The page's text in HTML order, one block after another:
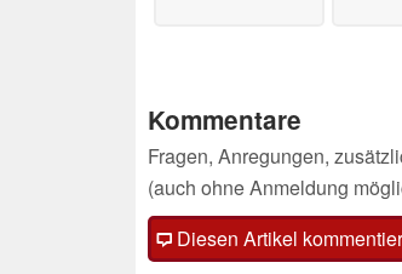
Kommentare
Fragen, Anregungen,
(auch ohne Anmeldung
Diesen Artikel